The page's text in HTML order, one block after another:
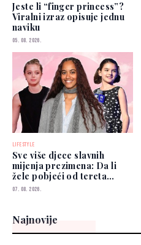
Jeste li “finger princess”?
Viralni izraz opisuje jednu
naviku
05. 08. 2026.
LIFESTYLE
Sve više djece slavnih
mijenja prezimena: Da li
žele pobjeći od tereta
poznatih roditelja?
07. 08. 2026.
Najnovije